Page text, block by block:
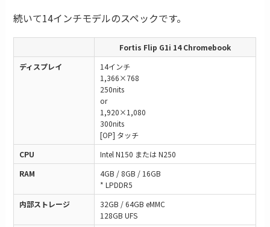
続いて14インチモデルのスペックです。
Fortis Flip G1i 14 Chromebook
ディスプレイ
14インチ
1,366×768
250nits
or
1,920×1,080
300nits
[OP] タッチ
CPU
Intel N150 または N250
RAM
4GB / 8GB / 16GB
* LPDDR5
内部ストレージ
32GB / 64GB eMMC
128GB UFS